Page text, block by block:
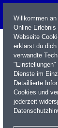
Name / WKN /
Willkommen
Online-
Webseite
erklärst du
verwandte
"Einstellungen"
Dienste im
Detaillierte
Cookies und
jederzeit